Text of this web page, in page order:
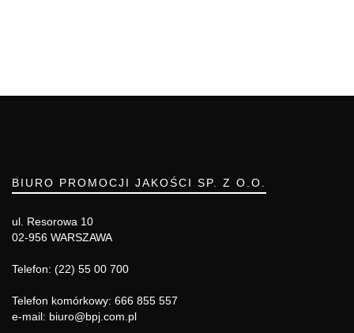
BIURO PROMOCJI JAKOŚCI SP. Z O.O.
ul. Resorowa 10
02-956 WARSZAWA
Telefon: (22) 55 00 700
Telefon komórkowy: 666 855 557
e-mail: biuro@bpj.com.pl